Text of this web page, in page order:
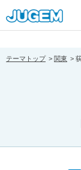
[pear_error:
prefix="" info=""]
テーマトップ 関東